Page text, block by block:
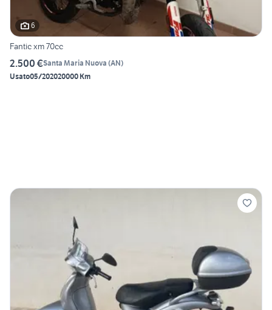
6
Fantic xm 70cc
2.500 €Santa Maria Nuova (AN)
Usato05/202020000 Km